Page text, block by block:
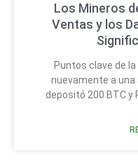
Los Mineros
Ventas y los
Puntos clave de
nuevamente a una
depositó 200 BTC